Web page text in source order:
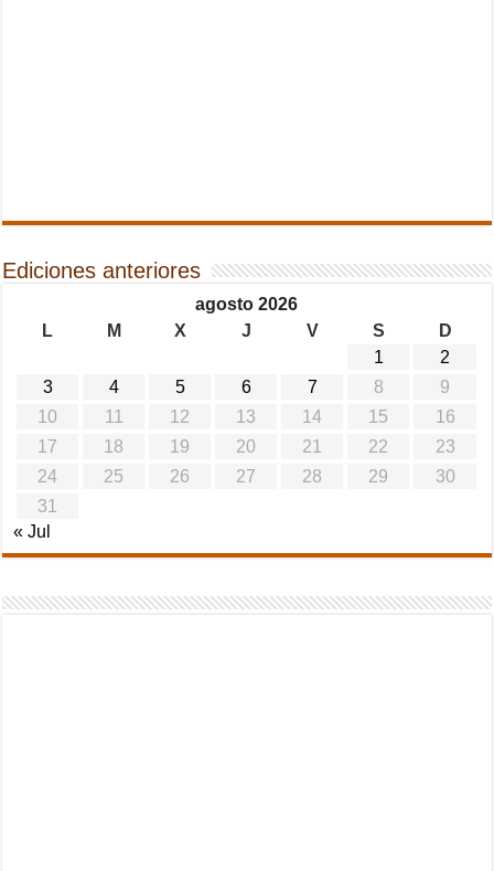
Ediciones anteriores
agosto 2026
L
M X J V S
D
1
2
3
4 5 6 7 8
9
10
11 12 13 14 15
16
17
18 19 20 21 22
23
24
25 26 27 28 29
30
31
« Jul